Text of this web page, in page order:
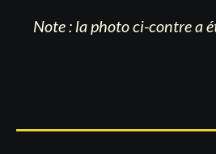
Note : la photo ci-contre a